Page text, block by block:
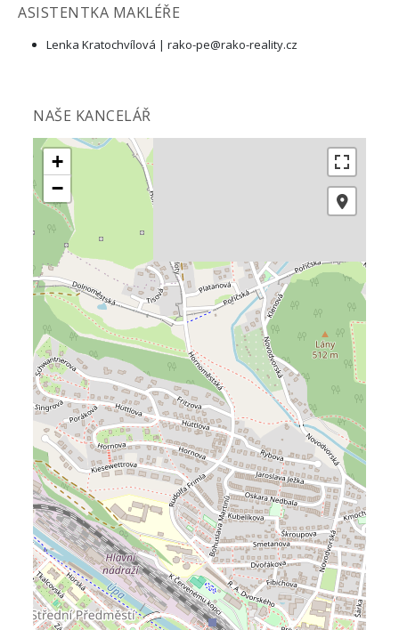
ASISTENTKA MAKLÉŘE
Lenka Kratochvílová | rako-pe@rako-reality.cz
NAŠE KANCELÁŘ
+
−